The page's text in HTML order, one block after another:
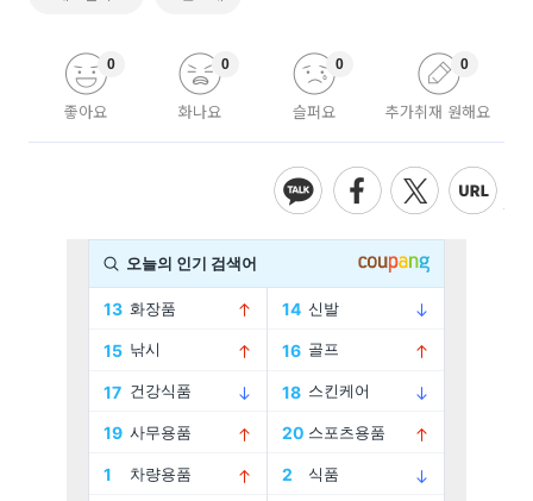
좋아요
0
화나요
0
슬퍼요
0
추가취재 원해요
0